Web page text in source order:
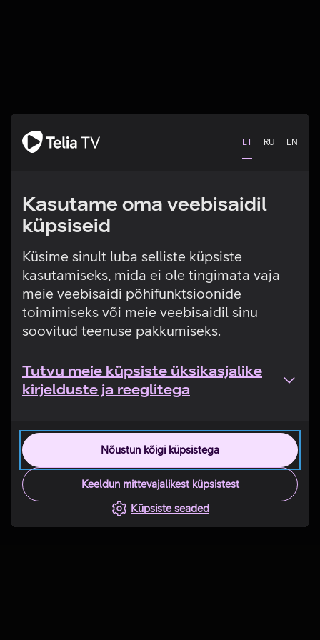
ET RU EN
Kasutame oma veebisaidil
küpsiseid
Küsime sinult luba selliste küpsiste
kasutamiseks, mida ei ole tingimata vaja
meie veebisaidi põhifunktsioonide
toimimiseks või meie veebisaidil sinu
soovitud teenuse pakkumiseks.
Tutvu meie küpsiste üksikasjalike
kirjelduste ja reeglitega
Nõustun kõigi küpsistega
Keeldun mittevajalikest küpsistest
Küpsiste seaded
Tehniline viga